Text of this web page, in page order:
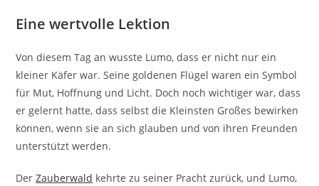
Eine wertvolle Lektion
Von diesem Tag an wusste Lumo, dass er nicht nur ein
kleiner Käfer war. Seine goldenen Flügel waren ein Symbol
für Mut, Hoffnung und Licht. Doch noch wichtiger war, dass
er gelernt hatte, dass selbst die Kleinsten Großes bewirken
können, wenn sie an sich glauben und von ihren Freunden
unterstützt werden.
DerZauberwald kehrte zu seiner Pracht zurück, und Lumo,